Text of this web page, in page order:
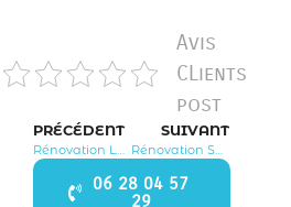
Avis
CLients
post
PRÉCÉDENT SUIVANT
06 28 04 57
29